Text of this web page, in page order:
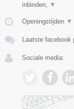
inbinden,
▼
Openingstijden ▼
Laatste facebook
Sociale media: